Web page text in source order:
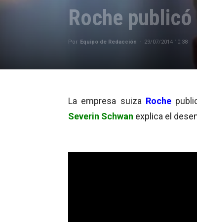
Roche
Por Equipo de Redacción - 29/07/2014 10:38
La empresa suiza Roche
Severin Schwan explica el